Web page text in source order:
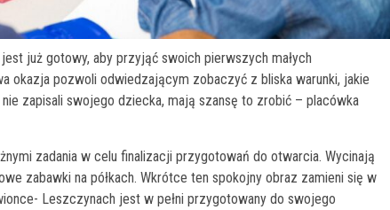
już gotowy, aby przyjąć swoich pierwszych małych
okazja pozwoli odwiedzającym zobaczyć z bliska warunki, jakie
zapisali swojego dziecka, mają szansę to zrobić – placówka
zadania w celu finalizacji przygotowań do otwarcia. Wycinają
zabawki na półkach. Wkrótce ten spokojny obraz zamieni się w
Leszczynach jest w pełni przygotowany do swojego